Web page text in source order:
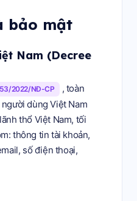
bảo mật
Nam (Decree
2022/NĐ-CP
, toàn
dùng Việt Nam
thổ Việt Nam, tối
thông tin tài khoản,
số điện thoại,